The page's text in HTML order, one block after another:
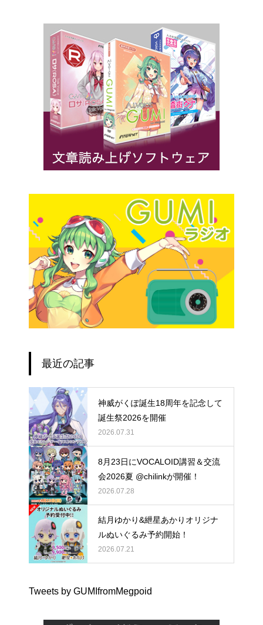
最近の記事
神威がくぽ誕生18周年を記念して
誕生祭2026を開催
2026.07.31
8月23日にVOCALOID講習＆交流
会2026夏 @chilinkが開催！
2026.07.28
結月ゆかり&紲星あかりオリジナ
ルぬいぐるみ予約開始！
2026.07.21
Tweets by GUMIfromMegpoid